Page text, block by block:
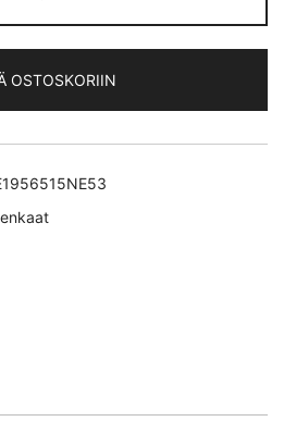
´Fera
kesärengas
195/65-
15
määrä
OSTOSKORIIN